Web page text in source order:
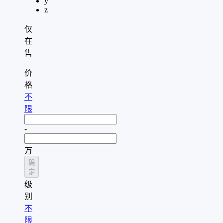
z
仅
在
售
价
格
不
限
-
万
确
定
级
别
不
限